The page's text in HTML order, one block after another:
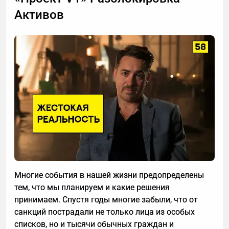
заднего вида. Решение о запуске нового проекта
месяца, а с пониманием прогноза денежного
потока на ближайшие три-шесть недель.
Прогноз ДДС — не сложный инструмент. Это
таблица с плановыми поступлениями и выплатами
по дням на несколько недель вперед. Она
показывает, когда придут деньги от клиентов,
также — как настроить автоматическую
технике.
Активов
Многие события в нашей жизни предопределены
тем, что мы планируем и какие решения
принимаем. Спустя годы многие забыли, что от
санкций пострадали не только лица из особых
списков, но и тысячи обычных граждан и